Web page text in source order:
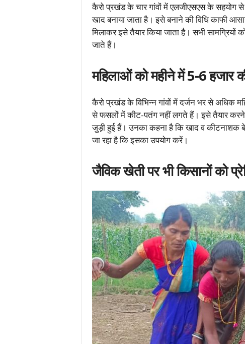
कैरो प्रखंड के चार गांवों में एलजीएसएस के सहयोग
खाद बनाया जाता है। इसे बनाने की विधि काफी
मिलाकर इसे तैयार किया जाता है। सभी
जाते हैं।
महिलाओं को महीने में 5-6 हजार
कैरो प्रखंड के विभिन्न गांवों में दर्जन भर से
से फसलों में कीट-पतंग नहीं लगते हैं। इसे तैयार करने
जुड़ी हुई हैं। उनका कहना है कि खाद व कीटनाशक
जा रहा है कि इसका उपयोग करें।
जैविक खेती पर भी किसानों को